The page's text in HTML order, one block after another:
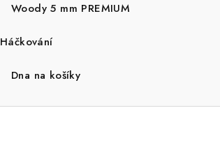
Woody 5 mm PREMIUM
Háčkování
Dna na košíky